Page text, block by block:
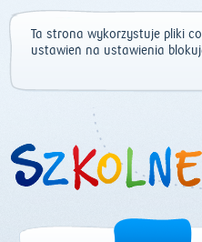
Ta strona wykorzystuje pliki
ustawień na ustawienia